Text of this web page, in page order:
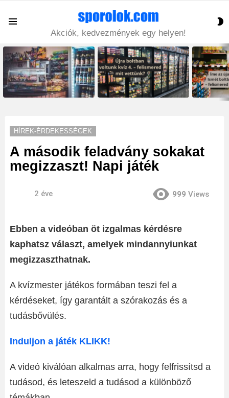
Akciók, kedvezmények egy helyen!
LATEST
STORIES
HÍREK-ÉRDEKESSÉGEK
A második feladvány sokakat
megizzaszt! Napi játék
2 éve 999 Views
Ebben a videóban öt izgalmas kérdésre
kaphatsz választ, amelyek mindannyiunkat
megizzaszthatnak.
A kvízmester játékos formában teszi fel a
kérdéseket, így garantált a szórakozás és a
tudásbővülés.
Induljon a játék KLIKK!
A videó kiválóan alkalmas arra, hogy felfrissítsd a
tudásod, és leteszeld a tudásod a különböző